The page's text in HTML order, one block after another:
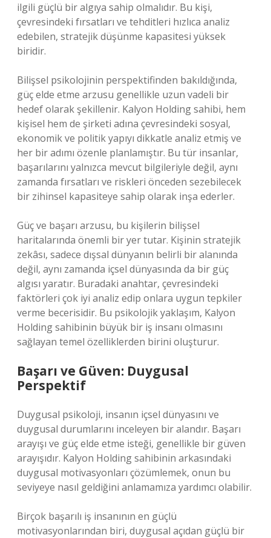
ilgili güçlü bir algıya sahip olmalıdır. Bu kişi,
çevresindeki fırsatları ve tehditleri hızlıca analiz
edebilen, stratejik düşünme kapasitesi yüksek
biridir.
Bilişsel psikolojinin perspektifinden bakıldığında,
güç elde etme arzusu genellikle uzun vadeli bir
hedef olarak şekillenir. Kalyon Holding sahibi, hem
kişisel hem de şirketi adına çevresindeki sosyal,
ekonomik ve politik yapıyı dikkatle analiz etmiş ve
her bir adımı özenle planlamıştır. Bu tür insanlar,
başarılarını yalnızca mevcut bilgileriyle değil, aynı
zamanda fırsatları ve riskleri önceden sezebilecek
bir zihinsel kapasiteye sahip olarak inşa ederler.
Güç ve başarı arzusu, bu kişilerin bilişsel
haritalarında önemli bir yer tutar. Kişinin stratejik
zekâsı, sadece dışsal dünyanın belirli bir alanında
değil, aynı zamanda içsel dünyasında da bir güç
algısı yaratır. Buradaki anahtar, çevresindeki
faktörleri çok iyi analiz edip onlara uygun tepkiler
verme becerisidir. Bu psikolojik yaklaşım, Kalyon
Holding sahibinin büyük bir iş insanı olmasını
sağlayan temel özelliklerden birini oluşturur.
Başarı ve Güven: Duygusal
Perspektif
Duygusal psikoloji, insanın içsel dünyasını ve
duygusal durumlarını inceleyen bir alandır. Başarı
arayışı ve güç elde etme isteği, genellikle bir güven
arayışıdır. Kalyon Holding sahibinin arkasındaki
duygusal motivasyonları çözümlemek, onun bu
seviyeye nasıl geldiğini anlamamıza yardımcı olabilir.
Birçok başarılı iş insanının en güçlü
motivasyonlarından biri, duygusal açıdan güçlü bir